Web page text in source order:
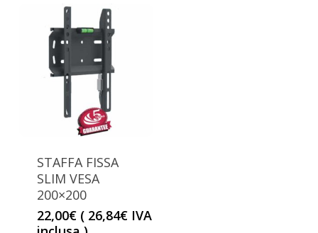
STAFFA FISSA
SLIM VESA
200×200
22,00€ ( 26,84€IVA